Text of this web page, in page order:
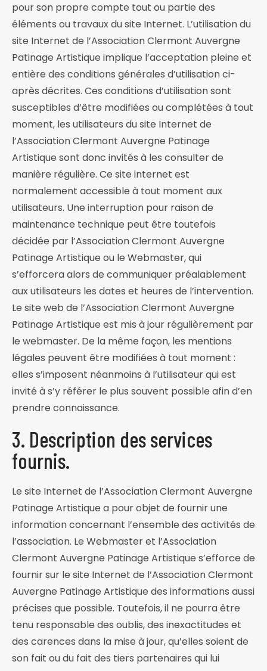
pour son propre compte tout ou partie des
éléments ou travaux du site Internet. L’utilisation du
site Internet de l’Association Clermont Auvergne
Patinage Artistique implique l’acceptation pleine et
entière des conditions générales d’utilisation ci-
après décrites. Ces conditions d’utilisation sont
susceptibles d’être modifiées ou complétées à tout
moment, les utilisateurs du site Internet de
l’Association Clermont Auvergne Patinage
Artistique sont donc invités à les consulter de
manière régulière. Ce site internet est
normalement accessible à tout moment aux
utilisateurs. Une interruption pour raison de
maintenance technique peut être toutefois
décidée par l’Association Clermont Auvergne
Patinage Artistique ou le Webmaster, qui
s’efforcera alors de communiquer préalablement
aux utilisateurs les dates et heures de l’intervention.
Le site web de l’Association Clermont Auvergne
Patinage Artistique est mis à jour régulièrement par
le webmaster. De la même façon, les mentions
légales peuvent être modifiées à tout moment :
elles s’imposent néanmoins à l’utilisateur qui est
invité à s’y référer le plus souvent possible afin d’en
prendre connaissance.
3. Description des services
fournis.
Le site Internet de l’Association Clermont Auvergne
Patinage Artistique a pour objet de fournir une
information concernant l’ensemble des activités de
l’association. Le Webmaster et l’Association
Clermont Auvergne Patinage Artistique s’efforce de
fournir sur le site Internet de l’Association Clermont
Auvergne Patinage Artistique des informations aussi
précises que possible. Toutefois, il ne pourra être
tenu responsable des oublis, des inexactitudes et
des carences dans la mise à jour, qu’elles soient de
son fait ou du fait des tiers partenaires qui lui